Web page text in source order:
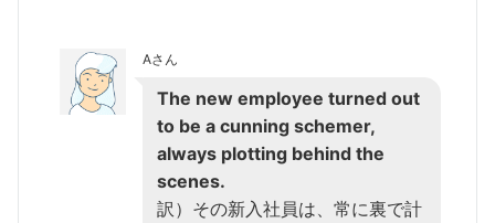
Aさん
The new employee turned out
to be a cunning schemer,
always plotting behind the
scenes.
訳）その新入社員は、常に裏で計